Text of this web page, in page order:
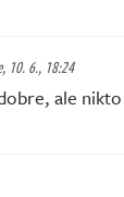
10. 6., 18:24
ale